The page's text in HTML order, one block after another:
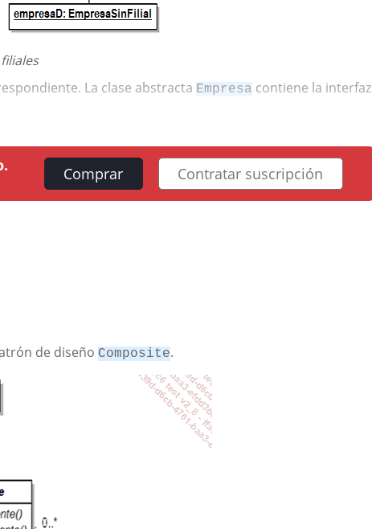
La clase abstracta Empresa contiene la interfaz
Comprar Contratar suscripción
de diseño Composite.